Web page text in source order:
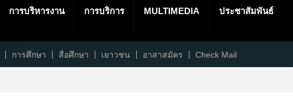
การบริหารงาน การบริการ MULTIMEDIA ประชาสัมพันธ์
การศึกษา สื่อศึกษา เยาวชน อาสาสมัคร Check Mail